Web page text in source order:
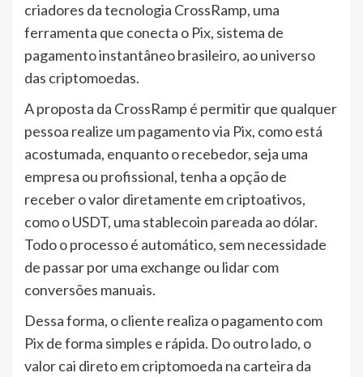
criadores da tecnologia CrossRamp, uma
ferramenta que conecta o Pix, sistema de
pagamento instantâneo brasileiro, ao universo
das criptomoedas.
A proposta da CrossRamp é permitir que qualquer
pessoa realize um pagamento via Pix, como está
acostumada, enquanto o recebedor, seja uma
empresa ou profissional, tenha a opção de
receber o valor diretamente em criptoativos,
como o USDT, uma stablecoin pareada ao dólar.
Todo o processo é automático, sem necessidade
de passar por uma exchange ou lidar com
conversões manuais.
Dessa forma, o cliente realiza o pagamento com
Pix de forma simples e rápida. Do outro lado, o
valor cai direto em criptomoeda na carteira da